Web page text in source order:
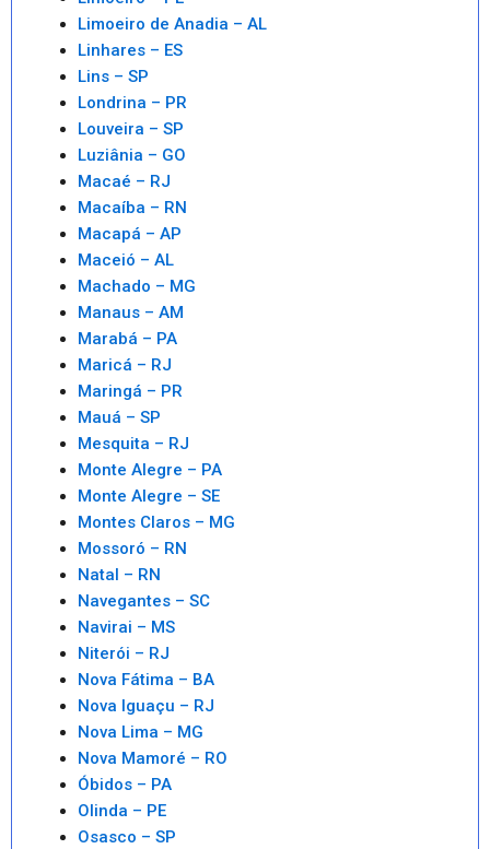
Limoeiro de Anadia – AL
Linhares – ES
Lins – SP
Londrina – PR
Louveira – SP
Luziânia – GO
Macaé – RJ
Macaíba – RN
Macapá – AP
Maceió – AL
Machado – MG
Manaus – AM
Marabá – PA
Maricá – RJ
Maringá – PR
Mauá – SP
Mesquita – RJ
Monte Alegre – PA
Monte Alegre – SE
Montes Claros – MG
Mossoró – RN
Natal – RN
Navegantes – SC
Navirai – MS
Niterói – RJ
Nova Fátima – BA
Nova Iguaçu – RJ
Nova Lima – MG
Nova Mamoré – RO
Óbidos – PA
Olinda – PE
Osasco – SP